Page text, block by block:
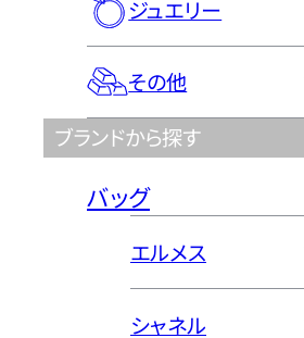
ジュエリー
その他
ブランドから探す
バッグ
エルメス
シャネル